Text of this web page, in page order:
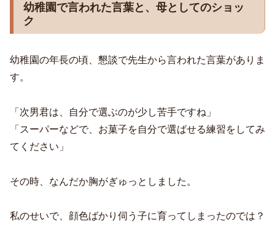
幼稚園で言われた言葉と、母としてのショッ
ク
幼稚園の年長の頃、懇談で先生から言われた言葉がありま
す。
「次男君は、自分で選ぶのが少し苦手ですね」
「スーパーなどで、お菓子を自分で選ばせる練習をしてみ
てください」
その時、なんだか胸がぎゅっとしました。
私のせいで、顔色ばかり伺う子に育ってしまったのでは？